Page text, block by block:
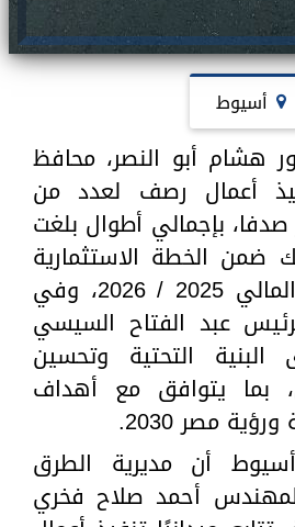
أسيوط
هشام أبو النصر، محافظ
أعمال رصف لعدد من
بإجمالي أطوال بلغت
ضمن الخطة الاستثمارية
للمحافظة للعام المالي 2025 / 2026، وفي
عبد الفتاح السيسي
البنية التحتية وتحسين
بما يتوافق مع أهداف
مصر 2030.
أن مديرية الطرق
أحمد صلاح فخري